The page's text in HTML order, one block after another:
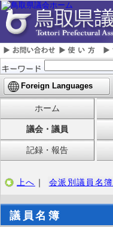
Foreign Languages
ホーム
議会・議員
記録・報告
上へ ｜ 会派別議員名簿
議員名簿